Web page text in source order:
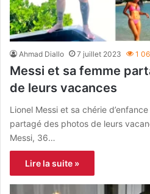
Ahmad Diallo 7 juillet 2023 1
Messi et sa femme
de leurs vacances
Lionel Messi et sa chérie
partagé des photos de leurs
Messi, 36…
Lire la suite »